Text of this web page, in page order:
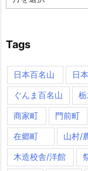
Tags
日本百名山 日
ぐんま百名山
商家町 門前町
在郷町 山村/
木造校舎/洋館